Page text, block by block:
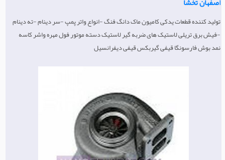
ماشین آلات قالیشویی
تولید کننده قطعات یدکی کامیون ماک دانگ فنگ -انواع واتر پمپ -سر دینام -ته دینام
-فیش برق تریلی لاستیک های ضربه گیر لاستیک دسته موتور فول مهره واشر کاسه
نمد بوش فارسونگا قیفی گیربکس قیفی دیفرانسیل